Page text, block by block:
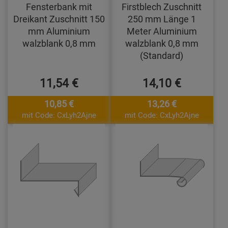
Fensterbank mit
Dreikant Zuschnitt 150
mm Aluminium
walzblank 0,8 mm
11,54 €
10,85 €
mit Code: CxLyh2Ajne
Firstblech Zuschnitt
250 mm Länge 1
Meter Aluminium
walzblank 0,8 mm
(Standard)
14,10 €
13,26 €
mit Code: CxLyh2Ajne